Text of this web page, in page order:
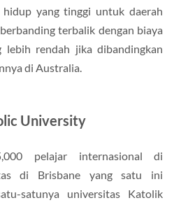
yang tinggi untuk daerah
terbalik dengan biaya
lebih rendah jika dibandingkan
di Australia.
University
pelajar internasional di
di Brisbane yang satu ini
satunya universitas Katolik